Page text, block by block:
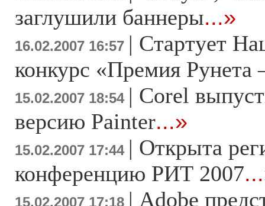
заглушили баннеры...»
16.02.2007 16:57 | Стартует
конкурс «Премия Рунета
15.02.2007 18:54 | Corel
версию Painter...»
15.02.2007 17:44 | Открыта
конференцию РИТ 2007
15.02.2007 17:18 | Adobe